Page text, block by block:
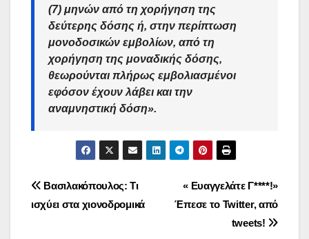
(7) μηνών από τη χορήγηση της
δεύτερης δόσης ή, στην περίπτωση
μονοδοσικών εμβολίων, από τη
χορήγηση της μοναδικής δόσης,
θεωρούνται πλήρως εμβολιασμένοι
εφόσον έχουν λάβει και την
αναμνηστική δόση».
Πλοήγηση
άρθρων
« Ευαγγελάτε Γ****!»
Έπεσε το Twitter, από
tweets!
Βασιλακόπουλος: Τι
ισχύει στα χιονοδρομικά